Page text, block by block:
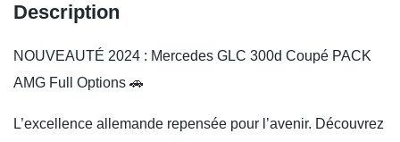
Description
NOUVEAUTÉ 2024 : Mercedes GLC 300d Coupé PACK
AMG Full Options 🚗
L’excellence allemande repensée pour l’avenir. Découvrez